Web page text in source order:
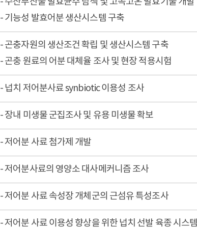
- 기능성 발효어분 생산시스템 구축
- 곤충자원의 생산조건 확립 및 생산시스템 구축
- 곤충 원료의 어분 대체율 조사 및 현장 적용시험
- 넙치 저어분사료 synbiotic 이용성 조사
- 장내 미생물 군집조사 및 유용 미생물 확보
- 저어분 사료 첨가제 개발
- 저어분사료의 영양소 대사메커니즘 조사
- 저어분 사료 속성장 개체군의 근섬유 특성조사
- 저어분 사료 이용성 향상을 위한 넙치 선발 육종 시스